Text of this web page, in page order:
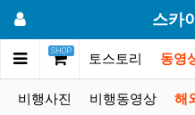
스카
SHOP
커뮤니티 포토스토리 동영
비행사진 비행동영상 해